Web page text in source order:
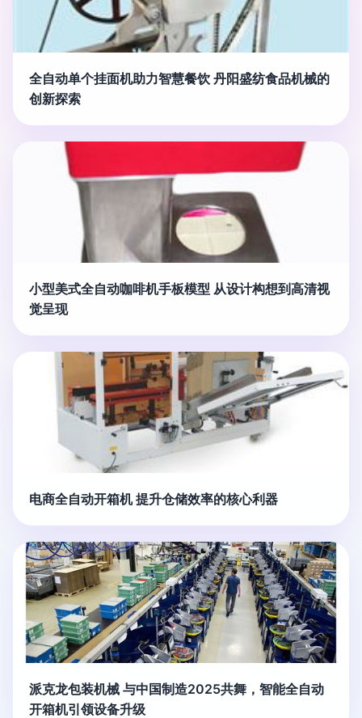
全自动单个挂面机助力智慧餐饮 丹阳盛纺食品机械的
创新探索
小型美式全自动咖啡机手板模型 从设计构想到高清视
觉呈现
电商全自动开箱机 提升仓储效率的核心利器
派克龙包装机械 与中国制造2025共舞，智能全自动
开箱机引领设备升级